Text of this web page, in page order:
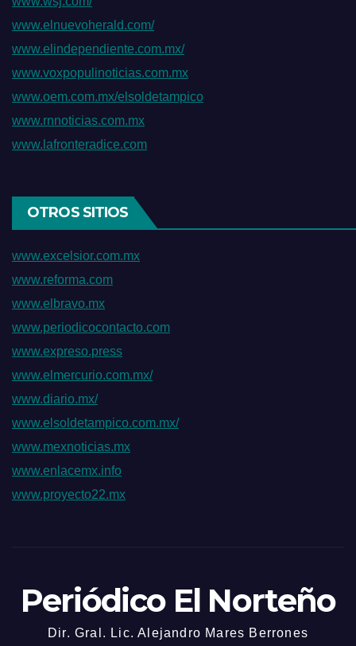
www.elnuevoherald.com/
www.elindependiente.com.mx/
www.voxpopulinoticias.com.mx
www.oem.com.mx/elsoldetampico
www.rnnoticias.com.mx
www.lafronteradice.com
OTROS SITIOS
www.excelsior.com.mx
www.reforma.com
www.elbravo.mx
www.periodicocontacto.com
www.expreso.press
www.elmercurio.com.mx/
www.diario.mx/
www.elsoldetampico.com.mx/
www.mexnoticias.mx
www.enlacemx.info
www.proyecto22.mx
Periódico El Norteño
Dir. Gral. Lic. Alejandro Mares Berrones